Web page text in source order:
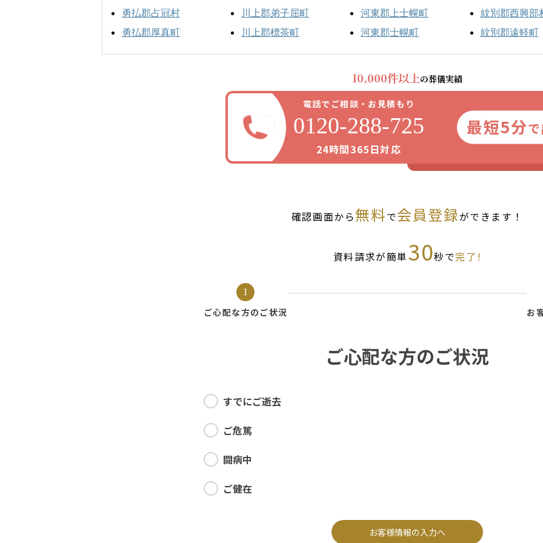
勇払郡占冠村
勇払郡厚真町
川上郡弟子屈町
川上郡標茶町
河東郡上士幌町
河東郡士幌町
紋別郡西興部
紋別郡遠軽町
10,000件以上の葬儀実績
電話でご相談・お見積もり
0120-288-725
24時間365日対応
最短5分
確認画面から無料で会員登録ができます！
資料請求が簡単30秒で完了!
1
ご心配な方の ご状況 お
ご心配な方のご状況
すでにご逝去
ご危篤
闘病中
ご健在
お客様情報の入力へ